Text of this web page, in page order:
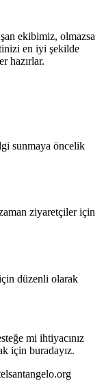
ekibimiz, olmazsa
en iyi şekilde
hazırlar.
sunmaya öncelik
ziyaretçiler için
düzenli olarak
mi ihtiyacınız
için buradayız.